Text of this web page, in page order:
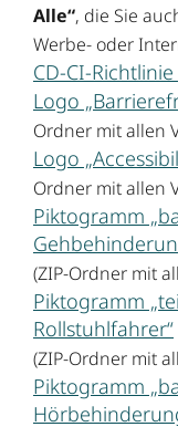
Alle“, die Sie
Werbe- oder
CD-CI-
Logo
Ordner mit allen
Logo
Ordner mit allen
Piktogramm
(ZIP-Ordner mit
Piktogramm
Rollstuhlfahrer“
(ZIP-Ordner mit
Piktogramm